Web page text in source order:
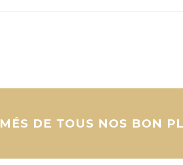
DE TOUS NOS BON